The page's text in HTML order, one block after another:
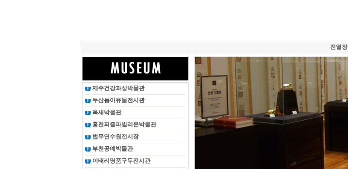
진열장
제주건강과성박물관
두산동아유물전시관
옥새박물관
홍천퍼즐파빌리온박물관
법무연수원전시장
부천공예박물관
이태리명품구두전시관